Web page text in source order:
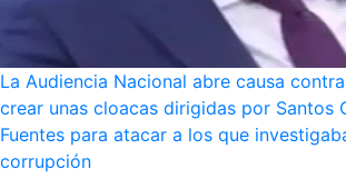
La Audiencia Nacional abre causa
crear unas cloacas dirigidas por Santos
Fuentes para atacar a los que
corrupción